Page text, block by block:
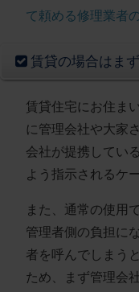
て頼める修理業者
賃貸の場合はま
賃貸住宅にお住ま
に管理会社や大家
会社が提携してい
よう指示されるケ
また、通常の使用
管理者側の負担に
者を呼んでしまう
ため、まず管理会